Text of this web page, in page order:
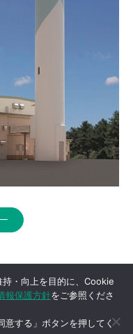
・向上を目的に、Cookie
報保護方針をご参照くださ
意する」ボタンを押してく